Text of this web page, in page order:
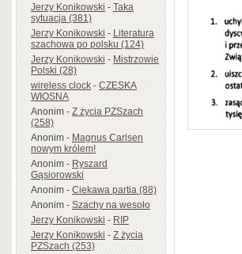
Jerzy Konikowski-Taka
sytuacja (381)
Jerzy Konikowski-Literatura
szachowa po polsku (124)
Jerzy Konikowski-Mistrzowie
Polski (28)
wireless clock-CZESKA
WIOSNA
Anonim-Z życia PZSzach
(258)
Anonim-Magnus Carlsen
nowym królem!
Anonim-Ryszard
Gąsiorowski
Anonim-Ciekawa partia (88)
Anonim-Szachy na wesoło
Jerzy Konikowski-RIP
Jerzy Konikowski-Z życia
PZSzach (253)